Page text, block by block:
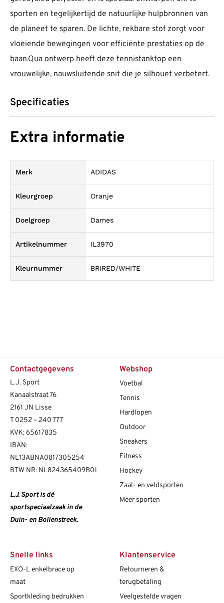
sporten en tegelijkertijd de natuurlijke hulpbronnen van
de planeet te sparen. De lichte, rekbare stof zorgt voor
vloeiende bewegingen voor efficiënte prestaties op de
baan.Qua ontwerp heeft deze tennistanktop een
vrouwelijke, nauwsluitende snit die je silhouet verbetert.
Specificaties
Extra informatie
Merk ADIDAS
Kleurgroep Oranje
Doelgroep Dames
Artikelnummer IL3970
Kleurnummer BRIRED/WHITE
Contactgegevens
L.J. Sport
Kanaalstraat 76
2161 JN Lisse
T 0252 – 240 777
KVK: 65617835
IBAN:
NL13ABNA0817305254
BTW NR: NL824365409B01
L.J. Sport is dé
sportspeciaalzaak in de
Duin- en Bollenstreek.
Webshop
Voetbal
Tennis
Hardlopen
Outdoor
Sneakers
Fitness
Hockey
Zaal- en veldsporten
Meer sporten
Snelle links
EXO-L enkelbrace op
maat
Sportkleding bedrukken
Klantenservice
Retourneren &
terugbetaling
Veelgestelde vragen